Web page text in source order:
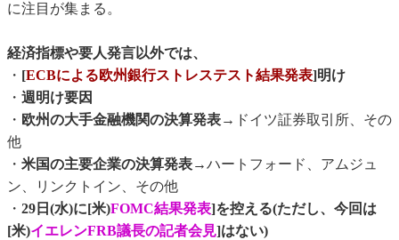
に注目が集まる。
経済指標や要人発言以外では、
・ [ECBによる欧州銀行ストレステスト結果発表]明け
・ 週明け要因
・ 欧州の大手金融機関の決算発表→ドイツ証券取引所、その
他
・ 米国の主要企業の決算発表→ハートフォード、アムジュ
ン、リンクトイン、その他
・ 29日(水)に[米)FOMC結果発表]を控える(ただし、今回は
[米)イエレンFRB議長の記者会見]はない)